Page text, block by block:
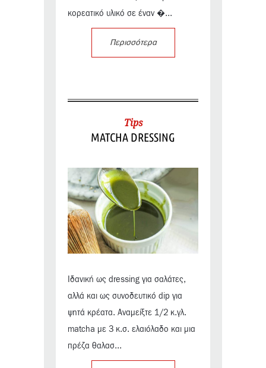
κορεατικό υλικό σε έναν �...
Περισσότερα
Tips
MATCHA DRESSING
Ιδανική ως dressing για σαλάτες,
αλλά και ως συνοδευτικό dip για
ψητά κρέατα. Αναμείξτε 1/2 κ.γλ.
matcha με 3 κ.σ. ελαιόλαδο και μια
πρέζα θαλασ...